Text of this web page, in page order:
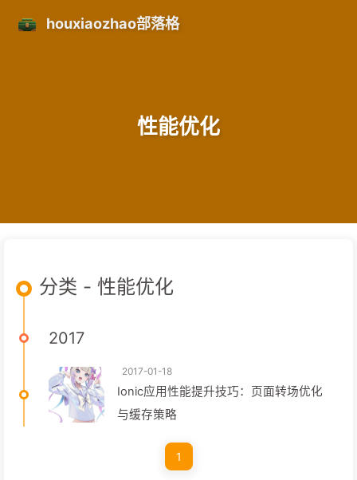
houxiaozhao部落格
性能优化
分类 - 性能优化
2017
2017-01-18
Ionic应用性能提升技巧：页面转场优化
与缓存策略
1